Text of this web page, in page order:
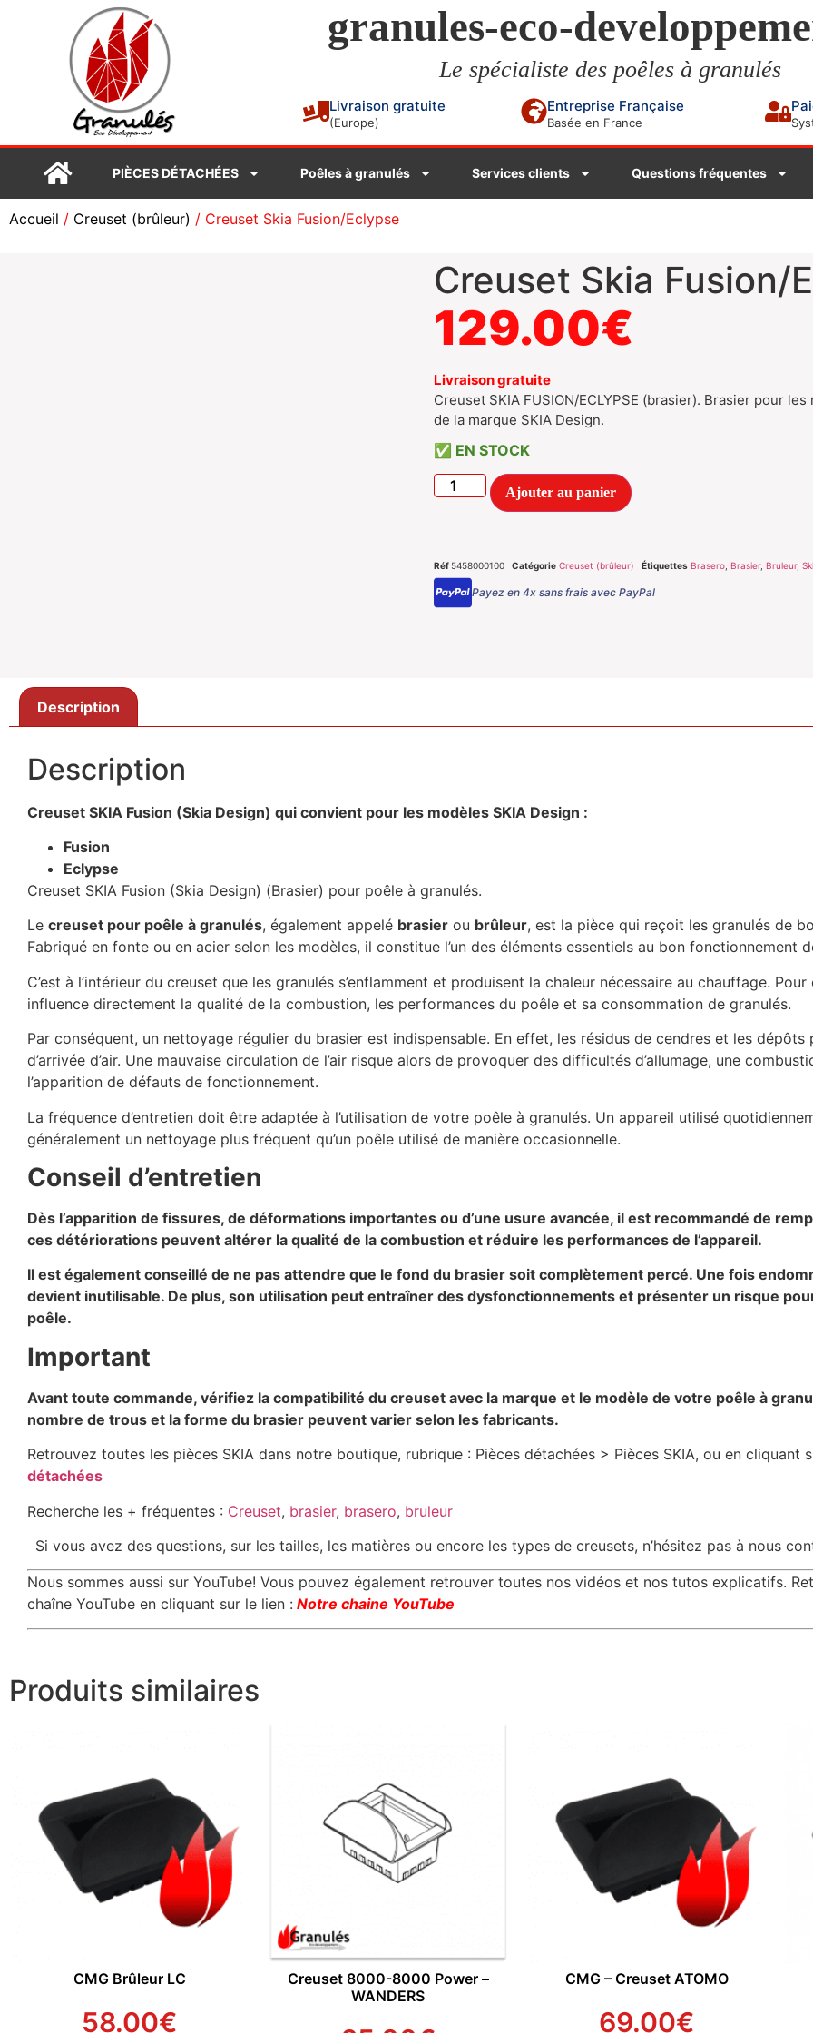
granules-eco-
Le spécialiste des poêles à granulés
Livraison gratuite
(Europe)
Entreprise Française
Basée en France
PIÈCES DÉTACHÉES Poêles à granulés Services clients Questions fréquentes
Accueil / Creuset (brûleur) / Creuset Skia Fusion/Eclypse
Creuset Skia Fusion/
129.00€
Livraison gratuite
Creuset SKIA FUSION/ECLYPSE (brasier). Brasier pour
de la marque SKIA Design.
EN STOCK
Ajouter au panier
Réf 5458000100 Catégorie Creuset (brûleur) Étiquettes Brasero Brasier, Bruleur,
Payez en 4x sans frais avec PayPal
Description
Description
Creuset SKIA Fusion (Skia Design) qui convient pour les modèles SKIA Design :
Fusion
Eclypse
Creuset SKIA Fusion (Skia Design) (Brasier) pour poêle à granulés.
Le creuset pour poêle à granulés, également appelé brasier ou brûleur, est la pièce qui reçoit les granulés de
Fabriqué en fonte ou en acier selon les modèles, il constitue l’un des éléments essentiels au bon fonctionnement
C’est à l’intérieur du creuset que les granulés s’enflamment et produisent la chaleur nécessaire au chauffage.
influence directement la qualité de la combustion, les performances du poêle et sa consommation de granulés.
Par conséquent, un nettoyage régulier du brasier est indispensable. En effet, les résidus de cendres et les
d’arrivée d’air. Une mauvaise circulation de l’air risque alors de provoquer des difficultés d’allumage, une
l’apparition de défauts de fonctionnement.
La fréquence d’entretien doit être adaptée à l’utilisation de votre poêle à granulés. Un appareil utilisé
généralement un nettoyage plus fréquent qu’un poêle utilisé de manière occasionnelle.
Conseil d’entretien
Dès l’apparition de fissures, de déformations importantes ou d’une usure avancée, il est recommandé de
ces détériorations peuvent altérer la qualité de la combustion et réduire les performances de l’appareil.
Il est également conseillé de ne pas attendre que le fond du brasier soit complètement percé. Une fois
devient inutilisable. De plus, son utilisation peut entraîner des dysfonctionnements et présenter un risque
poêle.
Important
Avant toute commande, vérifiez la compatibilité du creuset avec la marque et le modèle de votre poêle à
nombre de trous et la forme du brasier peuvent varier selon les fabricants.
Retrouvez toutes les pièces SKIA dans notre boutique, rubrique : Pièces détachées > Pièces SKIA, ou en cliquant
détachées
Recherche les + fréquentes : Creuset, brasier, brasero, bruleur
Si vous avez des questions, sur les tailles, les matières ou encore les types de creusets, n’hésitez pas à nous
Nous sommes aussi sur YouTube! Vous pouvez également retrouver toutes nos vidéos et nos tutos explicatifs.
chaîne YouTube en cliquant sur le lien : Notre chaine YouTube
Produits similaires
CMG Brûleur LC
58.00€
Creuset 8000-8000 Power –
WANDERS
CMG – Creuset ATOMO
69.00€